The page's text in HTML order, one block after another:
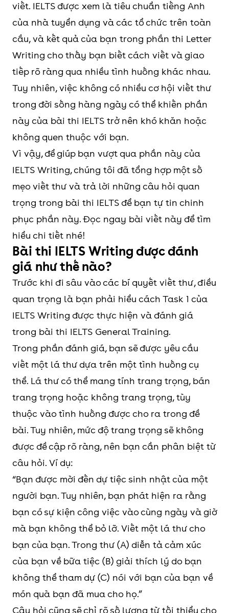
viết. IELTS được xem là tiêu chuẩn tiếng Anh
của nhà tuyển dụng và các tổ chức trên toàn
cầu, và kết quả của bạn trong phần thi Letter
Writing cho thấy bạn biết cách viết và giao
tiếp rõ ràng qua nhiều tình huống khác nhau.
Tuy nhiên, việc không có nhiều cơ hội viết thư
trong đời sống hàng ngày có thể khiến phần
này của bài thi IELTS trở nên khó khăn hoặc
không quen thuộc với bạn.
Vì vậy, để giúp bạn vượt qua phần này của
IELTS Writing, chúng tôi đã tổng hợp một số
mẹo viết thư và trả lời những câu hỏi quan
trọng trong bài thi IELTS để bạn tự tin chinh
phục phần này. Đọc ngay bài viết này để tìm
hiểu chi tiết nhé!
Bài thi IELTS Writing được đánh
giá như thế nào?
Trước khi đi sâu vào các bí quyết viết thư, điều
quan trọng là bạn phải hiểu cách Task 1 của
IELTS Writing được thực hiện và đánh giá
trong bài thi IELTS General Training.
Trong phần đánh giá, bạn sẽ được yêu cầu
viết một lá thư dựa trên một tình huống cụ
thể. Lá thư có thể mang tính trang trọng, bán
trang trọng hoặc không trang trọng, tùy
thuộc vào tình huống được cho ra trong đề
bài. Tuy nhiên, mức độ trang trọng sẽ không
được đề cập rõ ràng, nên bạn cần phân biệt từ
câu hỏi. Ví dụ:
“Bạn được mời đến dự tiệc sinh nhật của một
người bạn. Tuy nhiên, bạn phát hiện ra rằng
bạn có sự kiện công việc vào cùng ngày và giờ
mà bạn không thể bỏ lỡ. Viết một lá thư cho
bạn của bạn. Trong thư (A) diễn tả cảm xúc
của bạn về bữa tiệc (B) giải thích lý do bạn
không thể tham dự (C) nói với bạn của bạn về
món quà bạn đã mua cho họ.”
Câu hỏi cũng sẽ chỉ rõ số lượng từ tối thiểu cho